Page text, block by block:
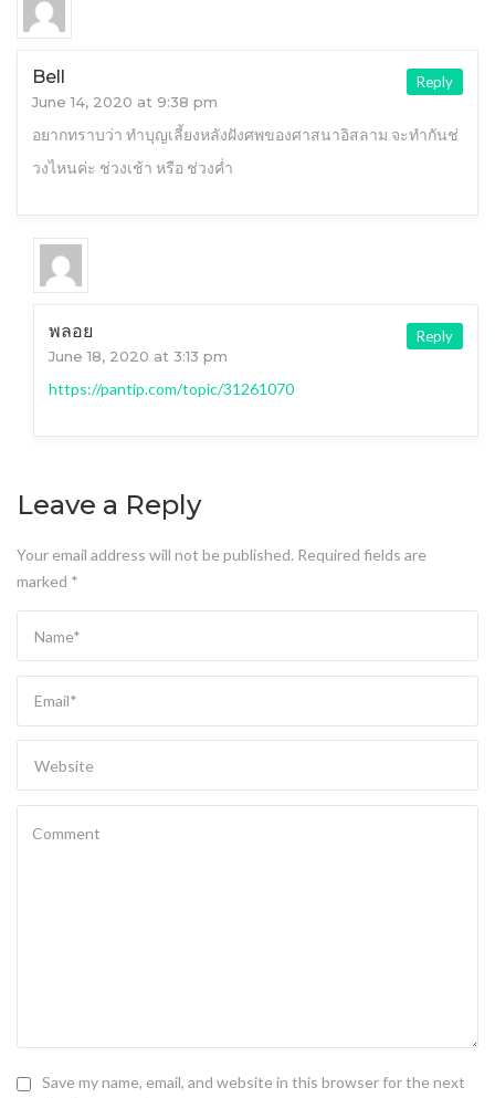
Bell
June 14, 2020 at 9:38 pm
Reply
อยากทราบว่า ทำบุญเลี้ยงหลังฝังศพของศาสนาอิสลาม จะทำกันช่
วงไหนค่ะ ช่วงเช้า หรือ ช่วงค่ำ
พลอย
June 18, 2020 at 3:13 pm
Reply
https://pantip.com/topic/31261070
Leave a Reply
Your email address will not be published. Required fields are
marked *
Save my name, email, and website in this browser for the next